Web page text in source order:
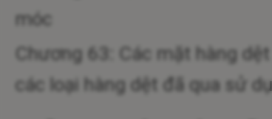
móc
Chương 63: Các mặt hàng
các loại hàng dệt đã qua sử